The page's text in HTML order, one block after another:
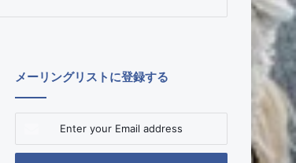
メーリングリストに登録する
Email